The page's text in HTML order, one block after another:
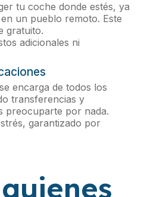
tu coche donde estés, ya
un pueblo remoto. Este
gratuito.
adicionales ni
encarga de todos los
transferencias y
preocuparte por nada.
garantizado por